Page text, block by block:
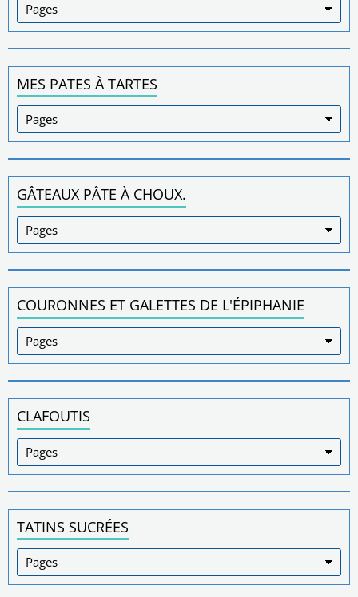
MES PATES À TARTES
GÂTEAUX PÂTE À CHOUX.
COURONNES ET GALETTES DE L'ÉPIPHANIE
CLAFOUTIS
TATINS SUCRÉES